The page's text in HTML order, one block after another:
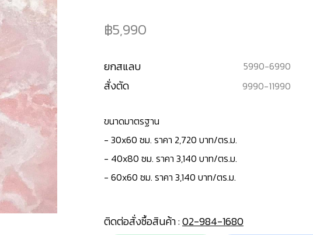
5,990
ยกสแลบ 5990-6990
สั่งตัด 9990-11990
ขนาดมาตรฐาน
- 30x60 ซม. ราคา 2,720 บาท/ตร.ม.
- 40x80 ซม. ราคา 3,140 บาท/ตร.ม.
- 60x60 ซม. ราคา 3,140 บาท/ตร.ม.
ติดต่อสั่งซื้อสินค้า :02-984-1680